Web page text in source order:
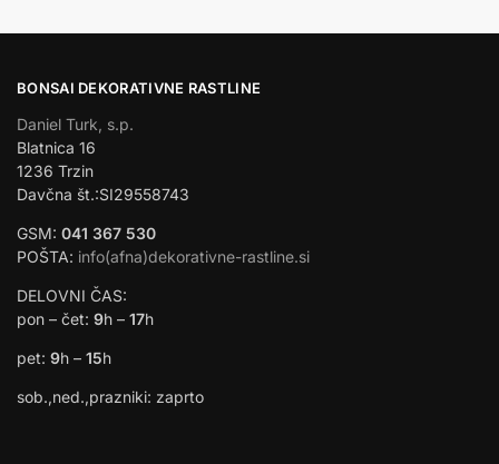
BONSAI DEKORATIVNE RASTLINE
Daniel Turk, s.p.
Blatnica 16
1236 Trzin
Davčna št.:SI29558743
GSM: 041 367 530
POŠTA: info(afna)dekorativne-rastline.si
DELOVNI ČAS:
pon – čet: 9h – 17h
pet: 9h – 15h
sob.,ned.,prazniki: zaprto